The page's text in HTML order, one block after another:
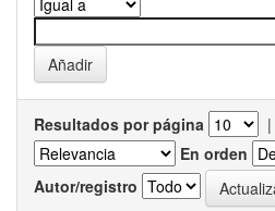
Resultados por página |
En orden
Autor/registro